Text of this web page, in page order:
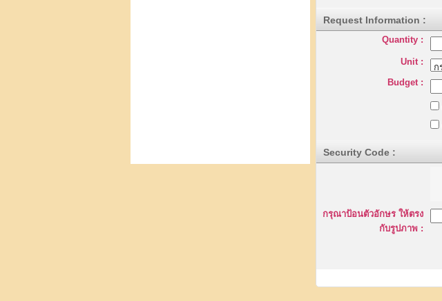
Request Information :
Quantity :
Unit :
Budget :
Security Code :
กรุณาป้อนตัวอักษร ให้ตรง
กับรูปภาพ :